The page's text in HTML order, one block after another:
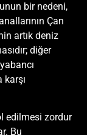
bir nedeni,
Çan
artık deniz
diğer
karşı
edilmesi zordur
Bu